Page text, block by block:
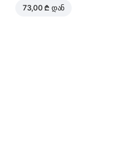
73,00 ₾ დან